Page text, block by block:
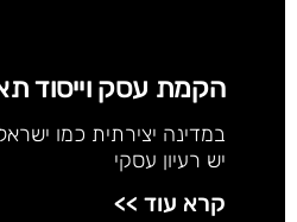
הקמת עסק וייסוד
במדינה יצירתית כמו
יש רעיון עסקי
קרא עוד >>